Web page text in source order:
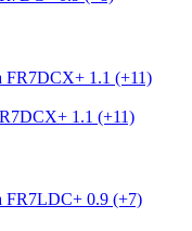
1.1 (+11)